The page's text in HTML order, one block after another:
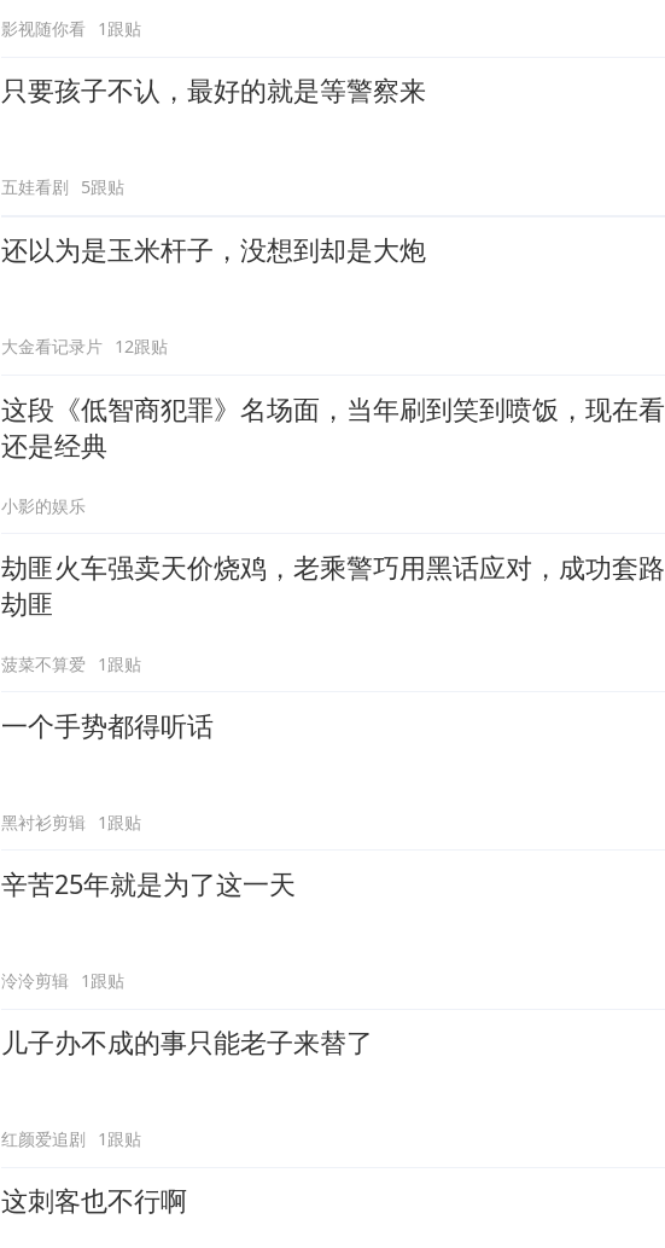
影视随你看 1跟贴
只要孩子不认，最好的就是等警察来
五娃看剧 5跟贴
还以为是玉米杆子，没想到却是大炮
大金看记录片 12跟贴
这段《低智商犯罪》名场面，当年刷到笑到喷饭，现在看
还是经典
小影的娱乐
劫匪火车强卖天价烧鸡，老乘警巧用黑话应对，成功套路
劫匪
菠菜不算爱 1跟贴
一个手势都得听话
黑衬衫剪辑 1跟贴
辛苦25年就是为了这一天
泠泠剪辑 1跟贴
儿子办不成的事只能老子来替了
红颜爱追剧 1跟贴
这刺客也不行啊